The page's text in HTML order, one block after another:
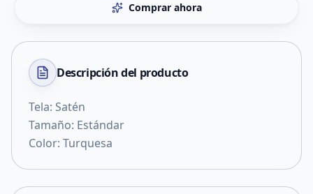
Comprar ahora
Descripción del producto
Tela: Satén
Tamaño: Estándar
Color: Turquesa